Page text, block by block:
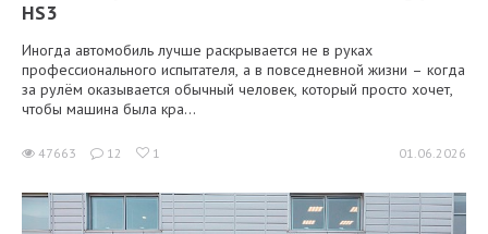
HS3
Иногда автомобиль лучше раскрывается не в руках
профессионального испытателя, а в повседневной жизни – когда
за рулём оказывается обычный человек, который просто хочет,
чтобы машина была кра...
47663 12 1 01.06.2026